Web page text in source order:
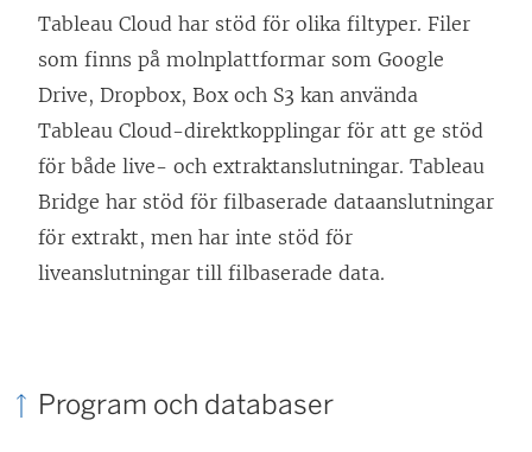
s
r
t
t
n
y
t
t
f
ö
e
ö
p
p
n
a
s
i
e
n
ö
p
p
n
a
s
i
t
Tableau Cloud har stöd för olika filtyper. Filer
som finns på molnplattformar som Google
Drive, Dropbox, Box och S3 kan använda
Tableau Cloud-direktkopplingar för att ge stöd
för både live- och extraktanslutningar. Tableau
Bridge har stöd för filbaserade dataanslutningar
för extrakt, men har inte stöd för
liveanslutningar till filbaserade data.
Program och databaser